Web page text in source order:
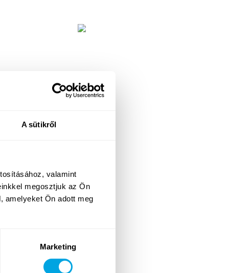
A sütikről
valamint
megosztjuk az Ön
amelyeket Ön adott meg
Marketing